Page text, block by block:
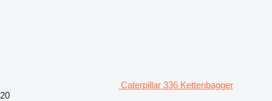
Caterpillar 336 Kettenbagger
20